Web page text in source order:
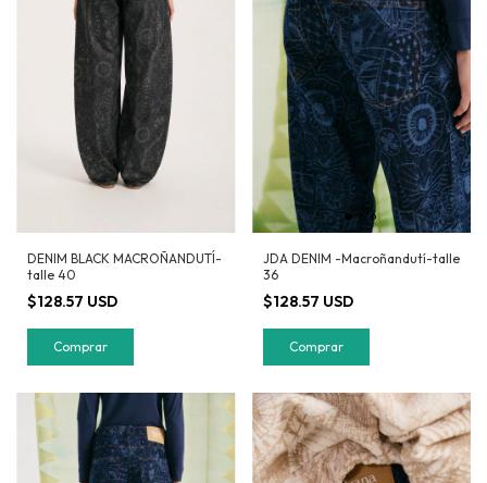
DENIM BLACK MACROÑANDUTÍ-
talle 40
$128.57 USD
Comprar
JDA DENIM -Macroñandutí-talle
36
$128.57 USD
Comprar